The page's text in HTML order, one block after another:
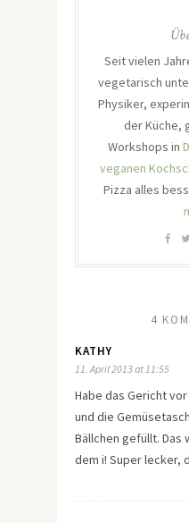
Seit vielen
vegetarisch
Physiker,
der Küche,
Workshops in
veganen
Pizza alles
4
KATHY
11. April 2013 at 11:55
Habe das Gericht
und die
Bällchen gefüllt. Das
dem i! Super lecker,